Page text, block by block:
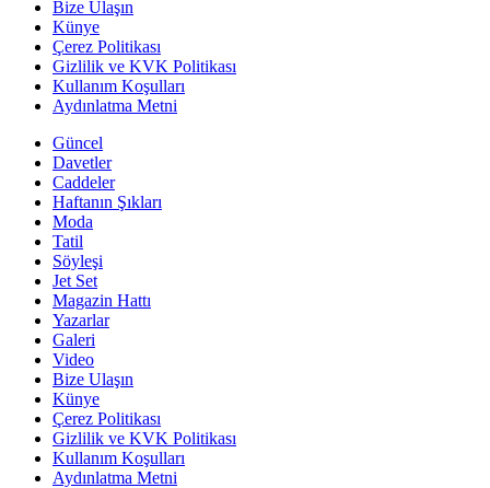
Bize Ulaşın
Künye
Çerez Politikası
Gizlilik ve KVK Politikası
Kullanım Koşulları
Aydınlatma Metni
Güncel
Davetler
Caddeler
Haftanın Şıkları
Moda
Tatil
Söyleşi
Jet Set
Magazin Hattı
Yazarlar
Galeri
Video
Bize Ulaşın
Künye
Çerez Politikası
Gizlilik ve KVK Politikası
Kullanım Koşulları
Aydınlatma Metni